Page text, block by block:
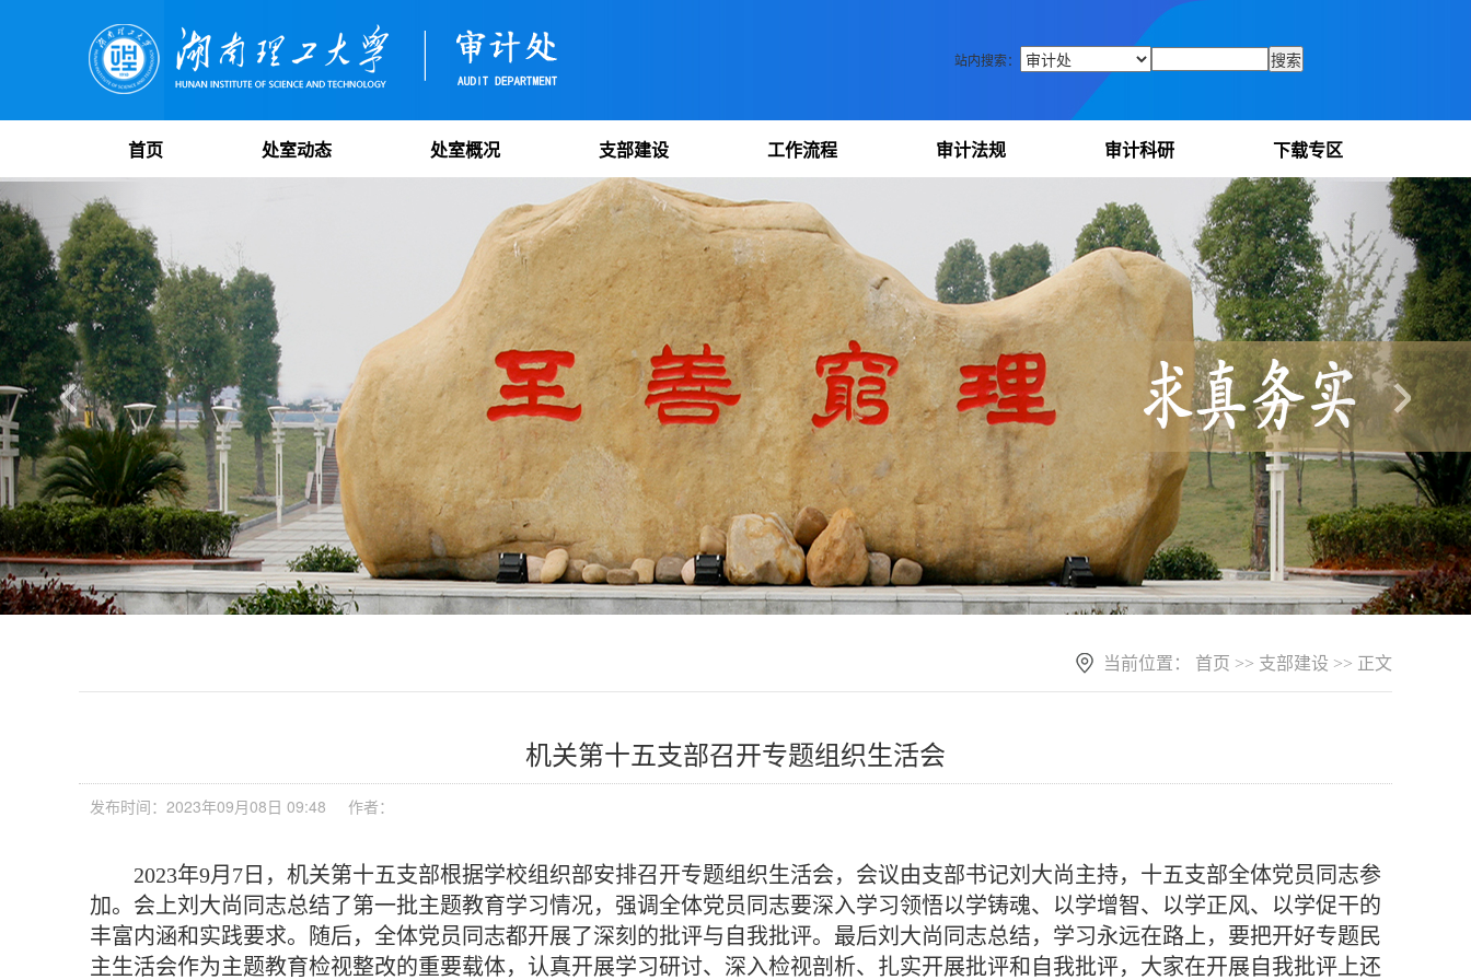
站内搜索：
首页 处室动态 处室概况 支部建设 工作流程 审计法规 审计科研 下载专区
当前位置： 首页 >> 支部建设 >> 正文
机关第十五支部召开专题组织生活会
发布时间：2023年09月08日 09:48 作者：
2023年9月7日，机关第十五支部根据学校组织部安排召开专题组织生活会，会议由支部书记刘大尚主持，十五支部全体党员同志参
加。会上刘大尚同志总结了第一批主题教育学习情况，强调全体党员同志要深入学习领悟以学铸魂、以学增智、以学正风、以学促干的
丰富内涵和实践要求。随后，全体党员同志都开展了深刻的批评与自我批评。最后刘大尚同志总结，学习永远在路上，要把开好专题民
主生活会作为主题教育检视整改的重要载体，认真开展学习研讨、深入检视剖析、扎实开展批评和自我批评，大家在开展自我批评上还